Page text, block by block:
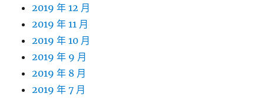
2019 年 12 月
2019 年 11 月
2019 年 10 月
2019 年 9 月
2019 年 8 月
2019 年 7 月